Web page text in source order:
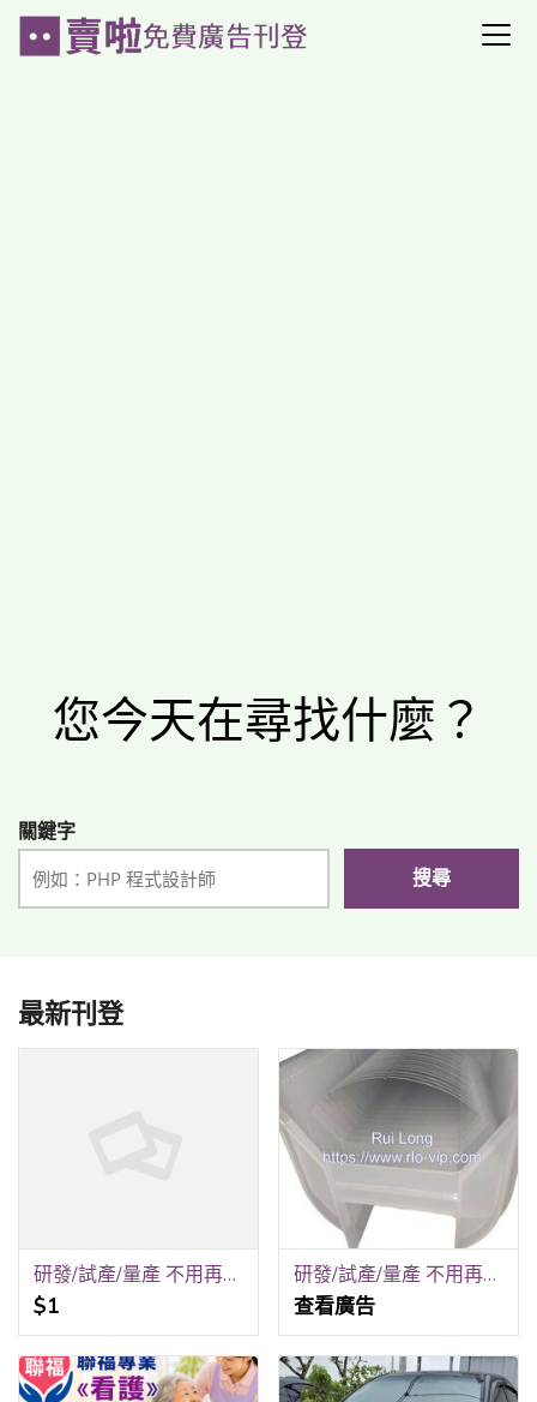
您今天在尋找什麼？
關鍵字
搜尋
最新刊登
研發/試產/量產 不用再跑五家！銳隆光電一站式全包
$1
研發/試產/量產 不用再跑五家！銳隆光電一站式全包！
查看廣告